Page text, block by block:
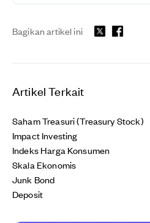
Bagikan artikel ini
Artikel Terkait
Saham Treasuri (Treasury Stock)
Impact Investing
Indeks Harga Konsumen
Skala Ekonomis
Junk Bond
Deposit